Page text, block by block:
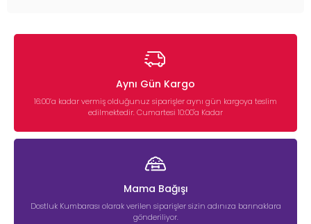
Aynı Gün Kargo
16:00’a kadar vermiş olduğunuz siparişler aynı gün kargoya teslim
edilmektedir. Cumartesi 10:00'a Kadar
Mama Bağışı
Dostluk Kumbarası olarak verilen siparişler sizin adınıza barınaklara
gönderiliyor.